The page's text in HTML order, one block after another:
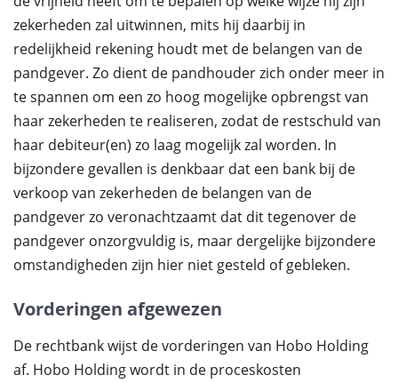
zekerheden zal uitwinnen, mits hij daarbij in
redelijkheid rekening houdt met de belangen van de
pandgever. Zo dient de pandhouder zich onder meer in
te spannen om een zo hoog mogelijke opbrengst van
haar zekerheden te realiseren, zodat de restschuld van
haar debiteur(en) zo laag mogelijk zal worden. In
bijzondere gevallen is denkbaar dat een bank bij de
verkoop van zekerheden de belangen van de
pandgever zo veronachtzaamt dat dit tegenover de
pandgever onzorgvuldig is, maar dergelijke bijzondere
omstandigheden zijn hier niet gesteld of gebleken.
Vorderingen afgewezen
De rechtbank wijst de vorderingen van Hobo Holding
af. Hobo Holding wordt in de proceskosten